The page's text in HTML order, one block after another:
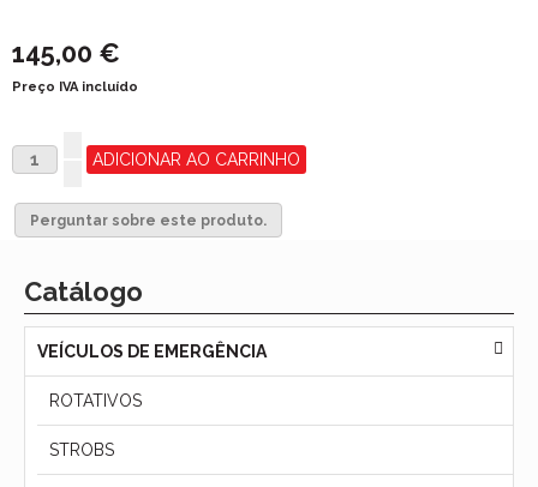
145,00 €
Preço IVA incluído
Perguntar sobre este produto.
Catálogo
VEÍCULOS DE EMERGÊNCIA
ROTATIVOS
STROBS